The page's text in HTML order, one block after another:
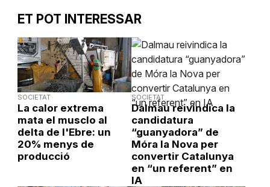
ET POT INTERESSAR
SOCIETAT
La calor extrema
mata el musclo al
delta de l'Ebre: un
20% menys de
producció
SOCIETAT
Dalmau reivindica la
candidatura
“guanyadora” de
Móra la Nova per
convertir Catalunya
en “un referent” en
IA